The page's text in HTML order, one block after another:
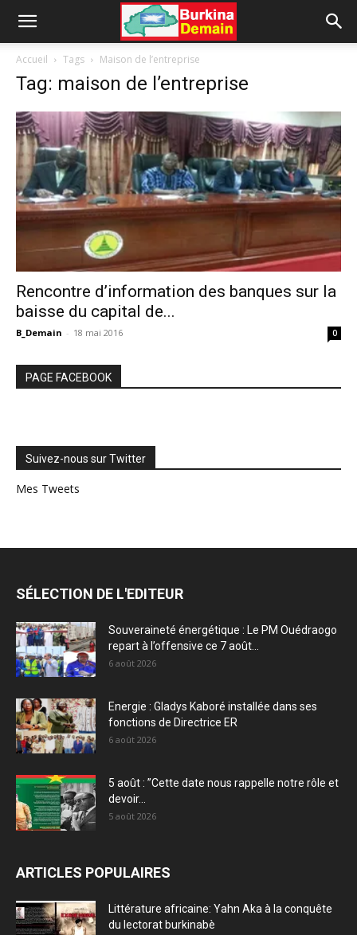
Accueil Tags Maison de l’entreprise
Tag: maison de l’entreprise
Rencontre d’information des banques sur la
baisse du capital de...
B_Demain - 18 mai 2016 0
PAGE FACEBOOK
Suivez-nous sur Twitter
Mes Tweets
SÉLECTION DE L'EDITEUR
Souveraineté énergétique : Le PM Ouédraogo
repart à l’offensive ce 7 août...
6 août 2026
Energie : Gladys Kaboré installée dans ses
fonctions de Directrice ER
6 août 2026
5 août : ”Cette date nous rappelle notre rôle et
devoir...
5 août 2026
ARTICLES POPULAIRES
Littérature africaine: Yahn Aka à la conquête
du lectorat burkinabè